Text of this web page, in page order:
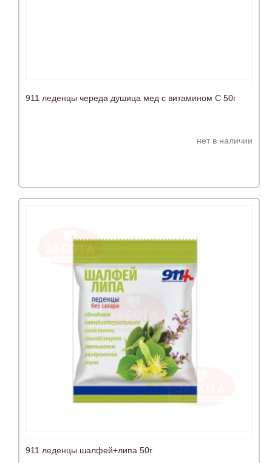
911 леденцы череда душица мед с витамином С 50г
нет в наличии
911 леденцы шалфей+липа 50г